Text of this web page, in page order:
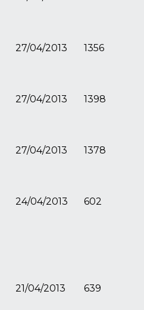
27/04/2013 1356
27/04/2013 1398
27/04/2013 1378
24/04/2013 602
21/04/2013 639